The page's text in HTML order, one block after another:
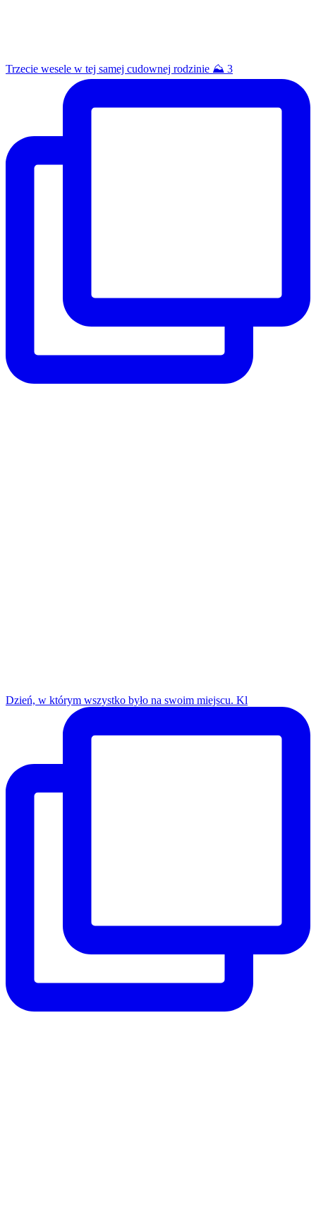
Trzecie wesele w tej samej cudownej rodzinie ⛰️ 3
Dzień, w którym wszystko było na swoim miejscu. Kl